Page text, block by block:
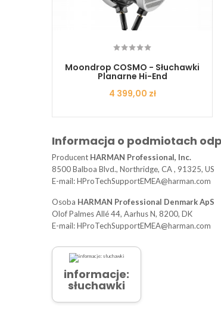
Moondrop COSMO - Słuchawki
Planarne Hi-End
Cena
4 399,00 zł
Informacja o podmiotach
Producent HARMAN Professional, Inc.
8500 Balboa Blvd., Northridge, CA , 91325, US
E-mail: HProTechSupportEMEA@harman.com
Osoba HARMAN Professional Denmark ApS
Olof Palmes Allé 44, Aarhus N, 8200, DK
E-mail: HProTechSupportEMEA@harman.com
informacje:
słuchawki